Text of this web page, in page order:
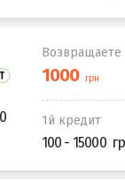
Возвращаете
1й кредит
100 - 15000